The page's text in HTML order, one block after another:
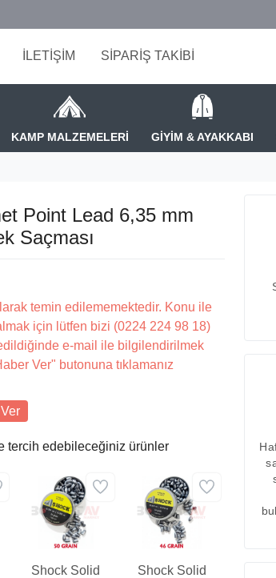
İLETİŞİM SİPARİŞ TAKİBİ
KAMP MALZEMELERİ GİYİM & AYAKKABI
Point Lead 6,35 mm
Saçması
temin edilememektedir. Konu ile
için lütfen bizi (0224 224 98 18)
e-mail ile bilgilendirilmek
Ver" butonuna tıklamanız
tercih edebileceğiniz ürünler
Shock Solid
Shock Solid